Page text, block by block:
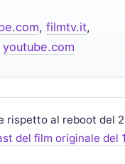
,filmtv.it,
youtube.com
rispetto al reboot del
del film originale del